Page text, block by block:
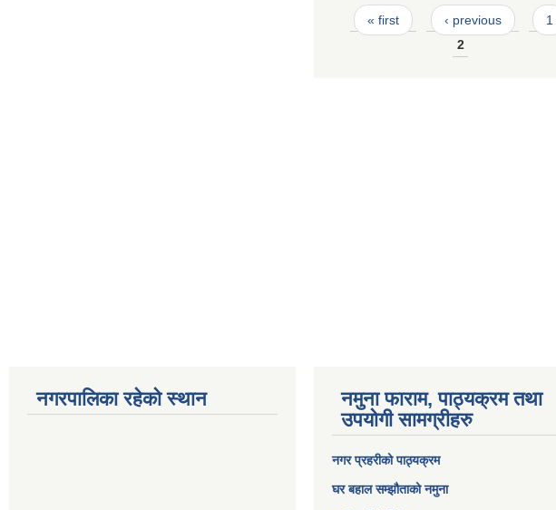
Pages
« first ‹ previous
1
2
नगरपालिका रहेको स्थान
नमुना फाराम, पाठ्यक्रम तथा
उपयोगी सामग्रीहरु
नगर प्रहरीको पाठ्यक्रम
घर बहाल सम्झौताको नमुना